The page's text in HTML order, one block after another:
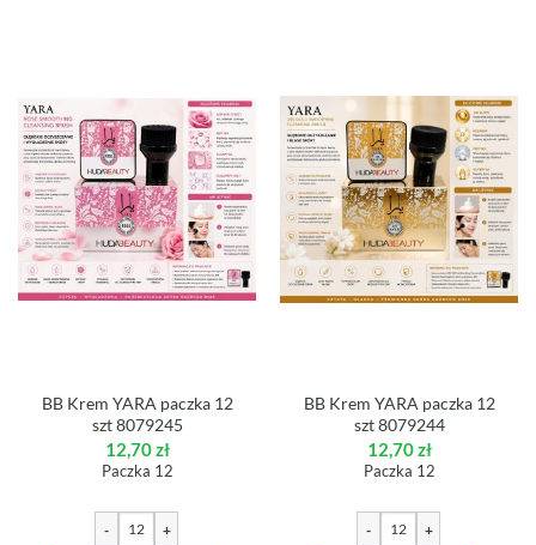
BB Krem YARA paczka 12
szt 8079245
12,70zł
Paczka 12
- +
BB Krem YARA paczka 12
szt 8079244
12,70zł
Paczka 12
- +